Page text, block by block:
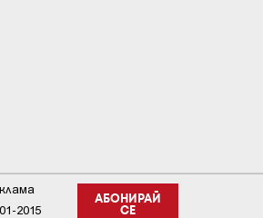
АБОНИРАЙ
СЕ
2015